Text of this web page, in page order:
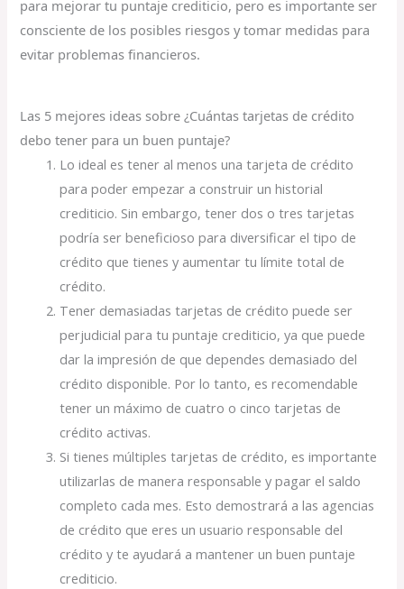
para mejorar tu puntaje crediticio, pero es importante ser
consciente de los posibles riesgos y tomar medidas para
evitar problemas financieros.
Las 5 mejores ideas sobre ¿Cuántas tarjetas de crédito
debo tener para un buen puntaje?
Lo ideal es tener al menos una tarjeta de crédito
para poder empezar a construir un historial
crediticio. Sin embargo, tener dos o tres tarjetas
podría ser beneficioso para diversificar el tipo de
crédito que tienes y aumentar tu límite total de
crédito.
Tener demasiadas tarjetas de crédito puede ser
perjudicial para tu puntaje crediticio, ya que puede
dar la impresión de que dependes demasiado del
crédito disponible. Por lo tanto, es recomendable
tener un máximo de cuatro o cinco tarjetas de
crédito activas.
Si tienes múltiples tarjetas de crédito, es importante
utilizarlas de manera responsable y pagar el saldo
completo cada mes. Esto demostrará a las agencias
de crédito que eres un usuario responsable del
crédito y te ayudará a mantener un buen puntaje
crediticio.